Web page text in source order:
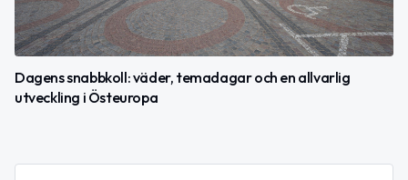
Dagens snabbkoll: väder, temadagar och en allvarlig
utveckling i Östeuropa